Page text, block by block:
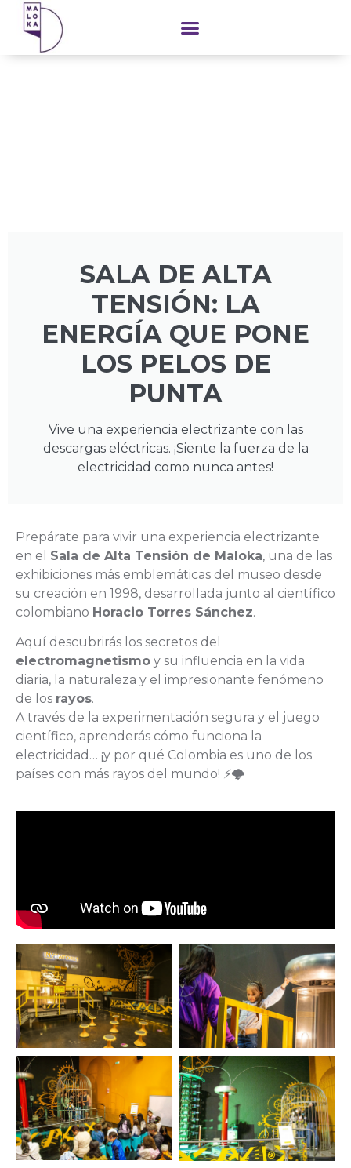
contenido
SALA DE ALTA
TENSIÓN: LA
ENERGÍA QUE PONE
LOS PELOS DE
PUNTA
Vive una experiencia electrizante con las
descargas eléctricas. ¡Siente la fuerza de la
electricidad como nunca antes!
Prepárate para vivir una experiencia electrizante
en el Sala de Alta Tensión de Maloka, una de las
exhibiciones más emblemáticas del museo desde
su creación en 1998, desarrollada junto al científico
colombiano Horacio Torres Sánchez.
Aquí descubrirás los secretos del
electromagnetismo y su influencia en la vida
diaria, la naturaleza y el impresionante fenómeno
de los rayos.
A través de la experimentación segura y el juego
científico, aprenderás cómo funciona la
electricidad… ¡y por qué Colombia es uno de los
países con más rayos del mundo! ⚡🌩️